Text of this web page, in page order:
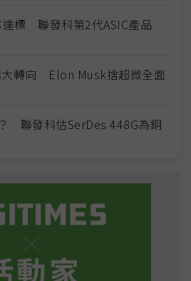
標 聯發科第2代ASIC產品
大轉向 Elon Musk捨超微全面
聯發科估SerDes 448G為銅